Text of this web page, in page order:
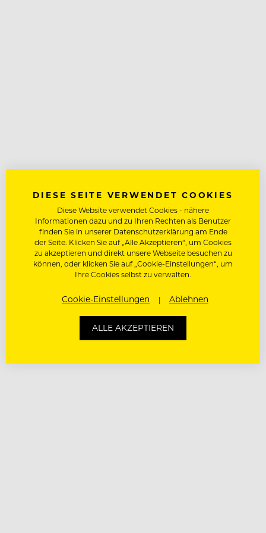
DIESE SEITE VERWENDET COOKIES
Diese Website verwendet Cookies - nähere
Informationen dazu und zu Ihren Rechten als Benutzer
finden Sie in unserer Datenschutzerklärung am Ende
der Seite. Klicken Sie auf „Alle Akzeptieren“, um Cookies
zu akzeptieren und direkt unsere Webseite besuchen zu
können, oder klicken Sie auf „Cookie-Einstellungen“, um
Ihre Cookies selbst zu verwalten.
Cookie-Einstellungen Ablehnen
ALLE AKZEPTIEREN